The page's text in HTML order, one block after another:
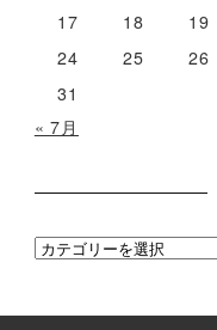
17
18 19
24
25 26
31
« 7月
カ